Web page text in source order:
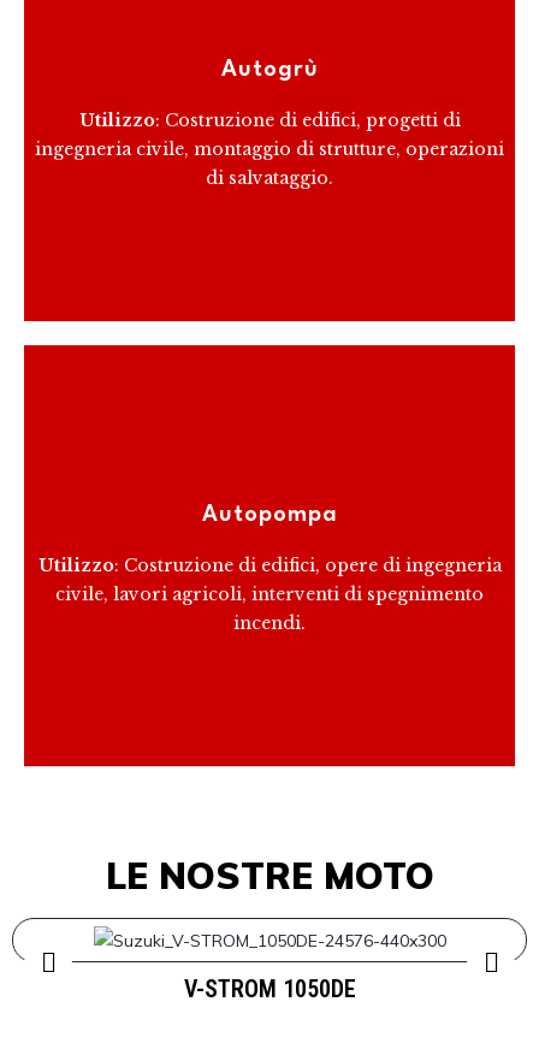
Autogrù
Utilizzo: Costruzione di edifici, progetti di
ingegneria civile, montaggio di strutture, operazioni
di salvataggio.
con quelle di una gru, permettendo di sollevare e
RICEVI PREVENTIVO
Autopompa
Utilizzo: Costruzione di edifici, opere di ingegneria
civile, lavori agricoli, interventi di spegnimento
incendi.
per il trasporto e la distribuzione di materiali fluidi o
RICEVI PREVENTIVO
LE NOSTRE MOTO
V-STROM 1050DE